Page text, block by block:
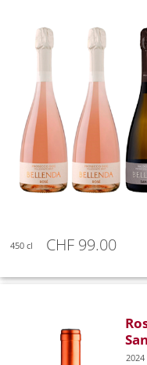
450 cl CHF 99.00
2024